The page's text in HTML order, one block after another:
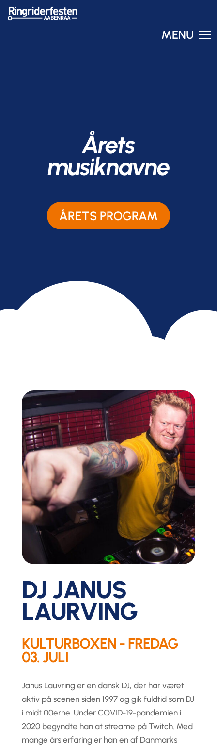
MENU
Årets
musiknavne
ÅRETS PROGRAM
DJ JANUS
LAURVING
KULTURBOXEN - FREDAG
03. JULI
Janus Lauvring er en dansk DJ, der har været
aktiv på scenen siden 1997 og gik fuldtid som DJ
i midt 00erne. Under COVID-19-pandemien i
2020 begyndte han at streame på Twitch. Med
mange års erfaring er han en af Danmarks